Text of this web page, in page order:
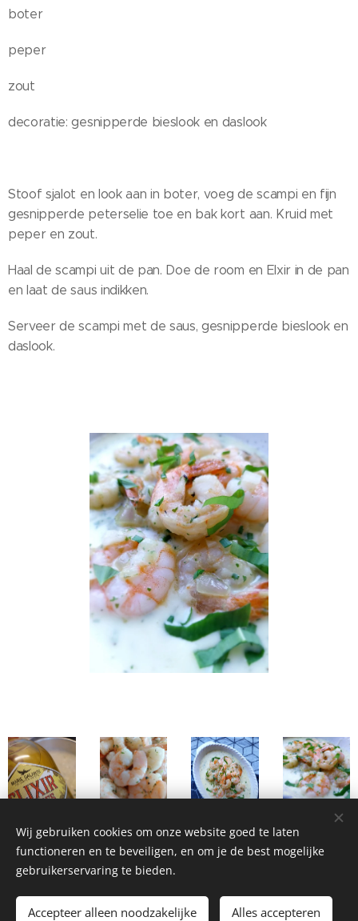
boter
peper
zout
decoratie: gesnipperde bieslook en daslook
Stoof sjalot en look aan in boter, voeg de scampi en fijn
gesnipperde peterselie toe en bak kort aan. Kruid met
peper en zout.
Haal de scampi uit de pan. Doe de room en Elxir in de pan
en laat de saus indikken.
Serveer de scampi met de saus, gesnipperde bieslook en
daslook.
Homemade Homegrown by Bianca ©2026
Wij gebruiken cookies om onze website goed te laten
functioneren en te beveiligen, en om je de best mogelijke
gebruikerservaring te bieden.
Accepteer alleen noodzakelijke Alles accepteren